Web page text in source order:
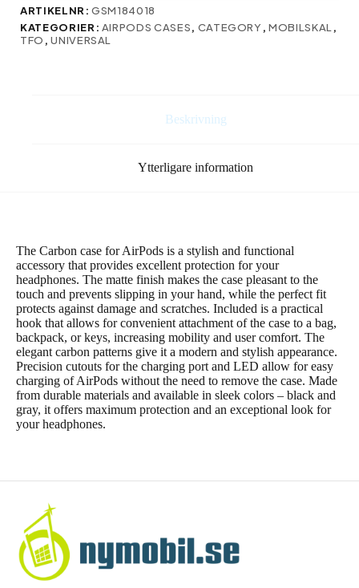
AirPods
–
svart
ARTIKELNR:GSM184018
KATEGORIER: AIRPODS CASES, CATEGORY ,MOBILSKAL ,
TFO ,UNIVERSAL
Beskrivning
Ytterligare information
The Carbon case for AirPods is a stylish and functional
accessory that provides excellent protection for your
headphones. The matte finish makes the case pleasant to the
touch and prevents slipping in your hand, while the perfect fit
protects against damage and scratches. Included is a practical
hook that allows for convenient attachment of the case to a bag,
backpack, or keys, increasing mobility and user comfort. The
elegant carbon patterns give it a modern and stylish appearance.
Precision cutouts for the charging port and LED allow for easy
charging of AirPods without the need to remove the case. Made
from durable materials and available in sleek colors – black and
gray, it offers maximum protection and an exceptional look for
your headphones.